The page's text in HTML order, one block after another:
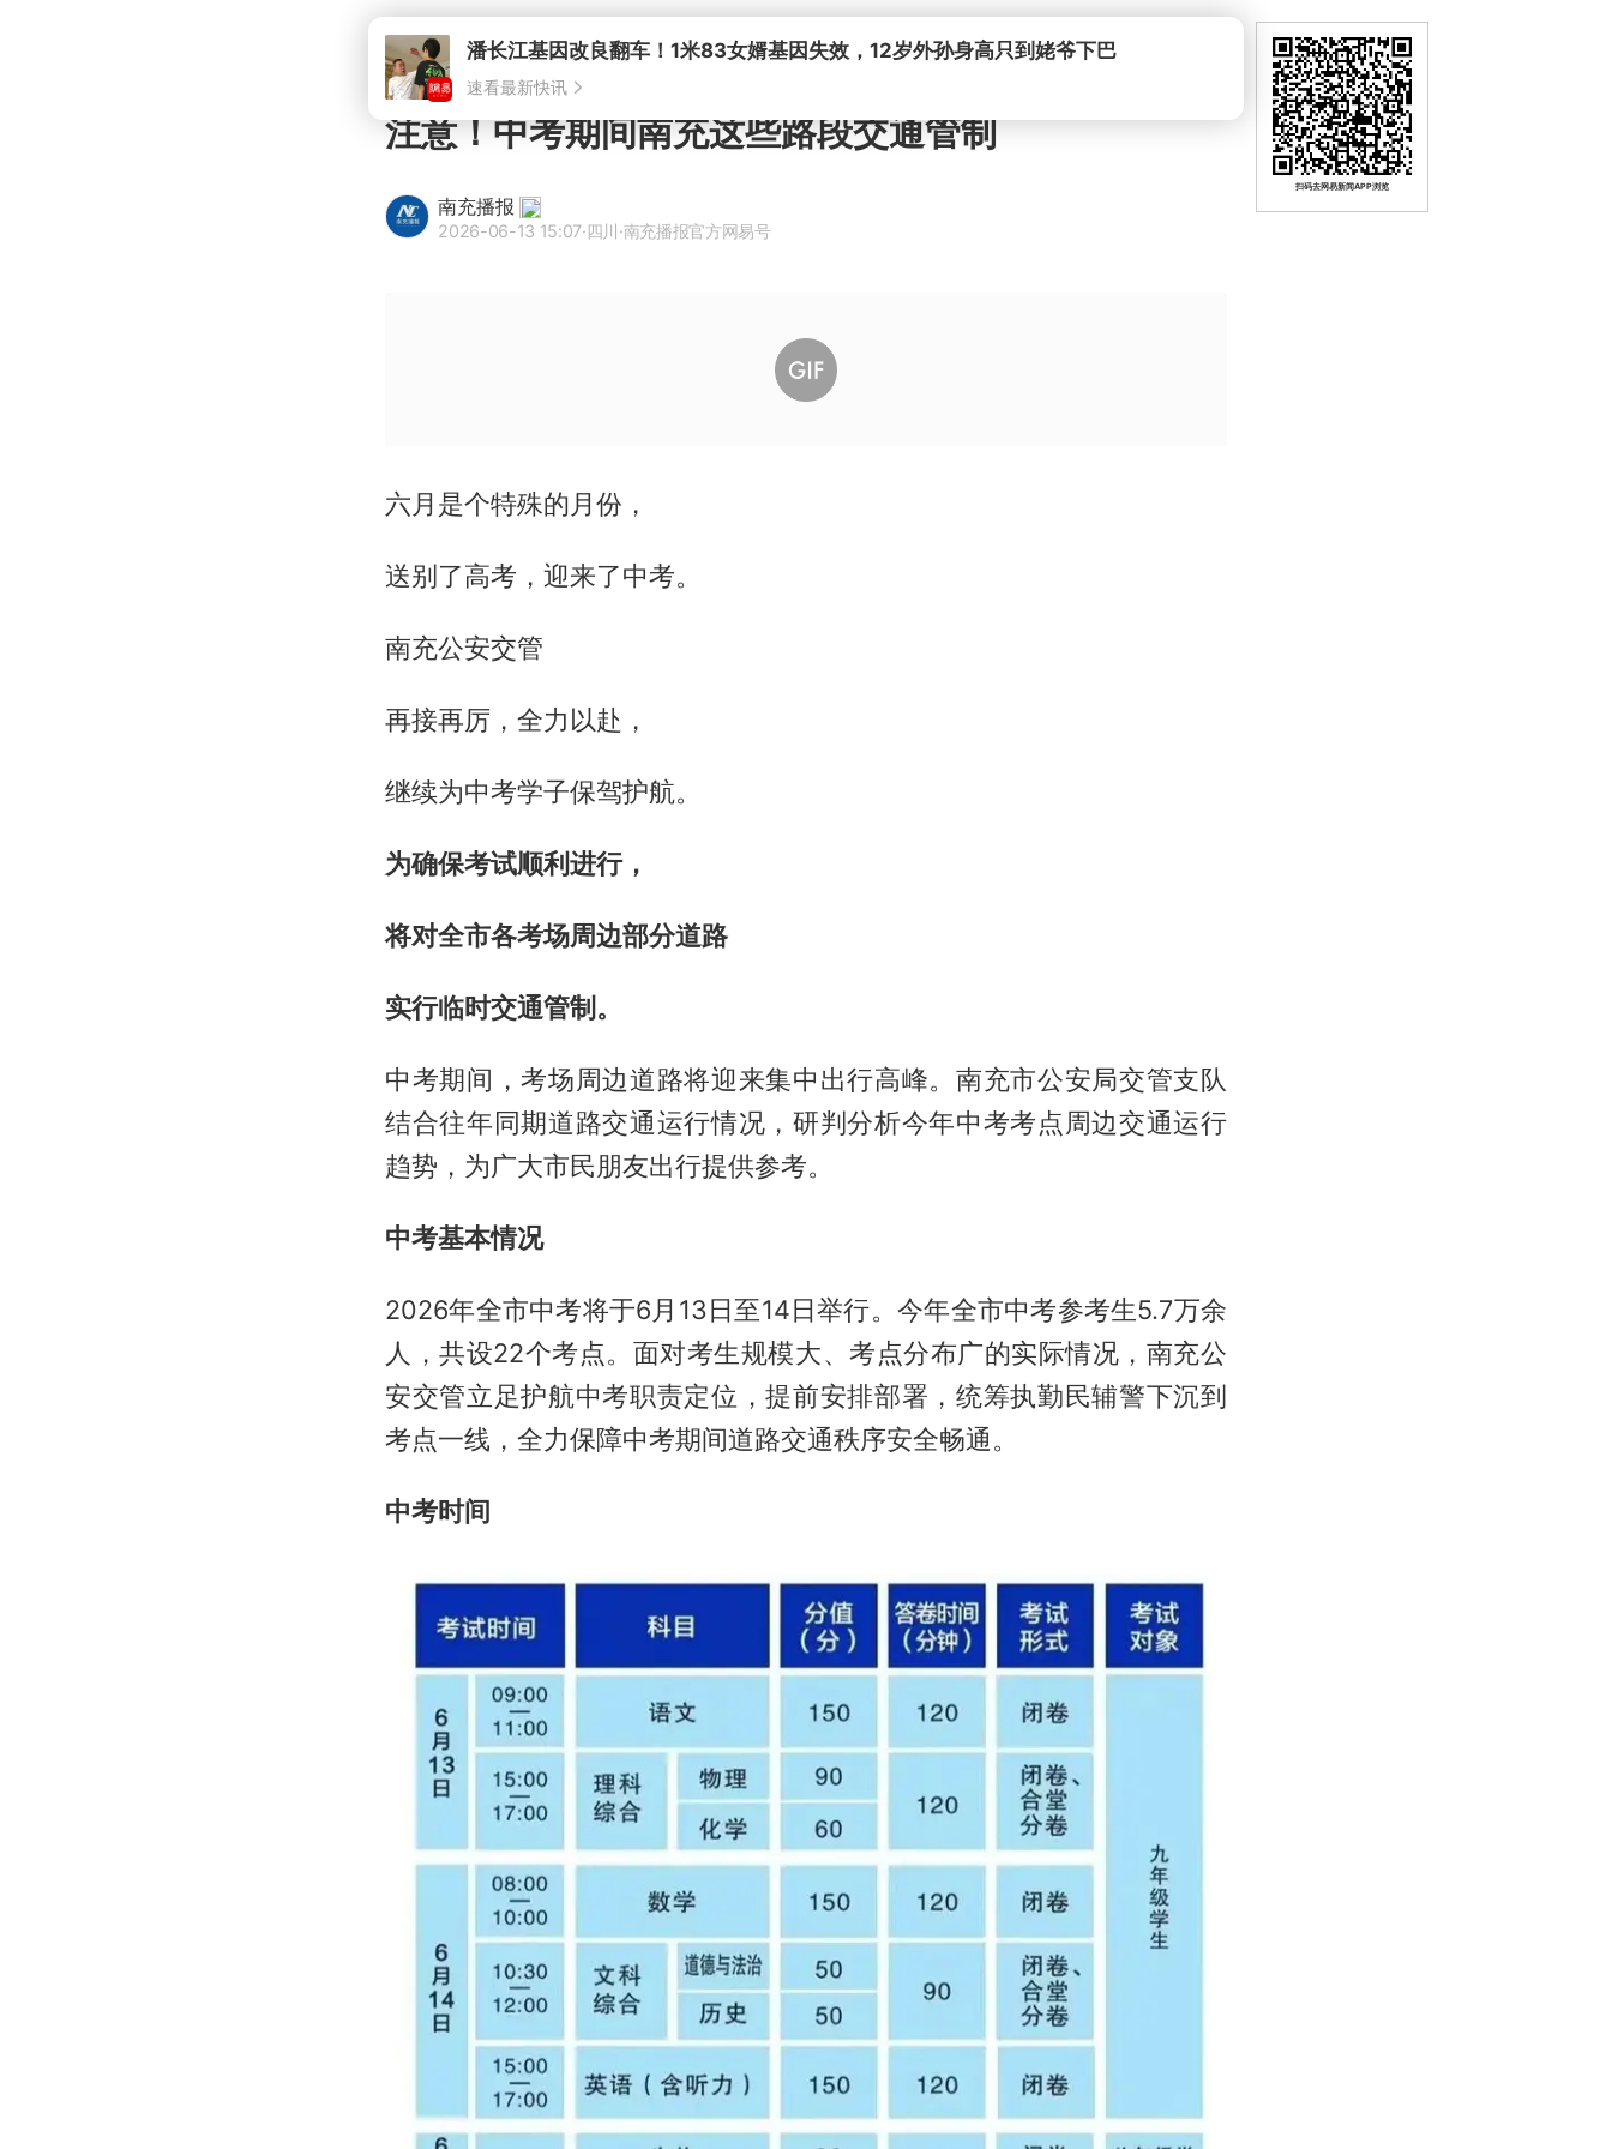
潘长江基因改良翻车！1米83女婿基因失效，12岁外孙身高只到姥爷下巴
速看最新快讯
注意！中考期间南充这些路段交通管制
南充播报
2026-06-13 15:07·四川·南充播报官方网易号
六月是个特殊的月份，
送别了高考，迎来了中考。
南充公安交管
再接再厉，全力以赴，
继续为中考学子保驾护航。
为确保考试顺利进行，
将对全市各考场周边部分道路
实行临时交通管制。
中考期间，考场周边道路将迎来集中出行高峰。南充市公安局交管支队
结合往年同期道路交通运行情况，研判分析今年中考考点周边交通运行
趋势，为广大市民朋友出行提供参考。
中考基本情况
2026年全市中考将于6月13日至14日举行。今年全市中考参考生5.7万余
人，共设22个考点。面对考生规模大、考点分布广的实际情况，南充公
安交管立足护航中考职责定位，提前安排部署，统筹执勤民辅警下沉到
考点一线，全力保障中考期间道路交通秩序安全畅通。
中考时间
扫码去网易新闻APP浏览